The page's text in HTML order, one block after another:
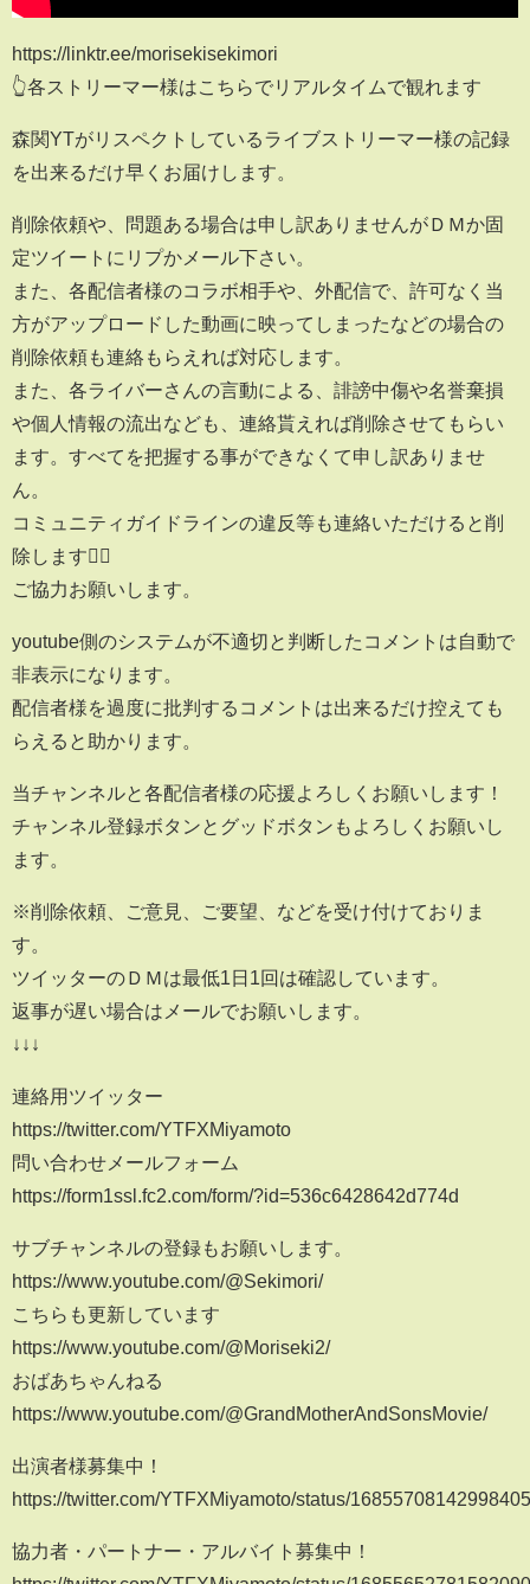
https://linktr.ee/morisekisekimori
👆各ストリーマー様はこちらでリアルタイムで観れます
森関YTがリスペクトしているライブストリーマー様の記録
を出来るだけ早くお届けします。
削除依頼や、問題ある場合は申し訳ありませんがＤＭか固
定ツイートにリプかメール下さい。
また、各配信者様のコラボ相手や、外配信で、許可なく当
方がアップロードした動画に映ってしまったなどの場合の
削除依頼も連絡もらえれば対応します。
また、各ライバーさんの言動による、誹謗中傷や名誉棄損
や個人情報の流出なども、連絡貰えれば削除させてもらい
ます。すべてを把握する事ができなくて申し訳ありませ
ん。
コミュニティガイドラインの違反等も連絡いただけると削
除します🙇‍♂️
ご協力お願いします。
youtube側のシステムが不適切と判断したコメントは自動で
非表示になります。
配信者様を過度に批判するコメントは出来るだけ控えても
らえると助かります。
当チャンネルと各配信者様の応援よろしくお願いします！
チャンネル登録ボタンとグッドボタンもよろしくお願いし
ます。
※削除依頼、ご意見、ご要望、などを受け付けておりま
す。
ツイッターのＤＭは最低1日1回は確認しています。
返事が遅い場合はメールでお願いします。
↓↓↓
連絡用ツイッター
https://twitter.com/YTFXMiyamoto
問い合わせメールフォーム
https://form1ssl.fc2.com/form/?id=536c6428642d774d
サブチャンネルの登録もお願いします。
https://www.youtube.com/@Sekimori/
こちらも更新しています
https://www.youtube.com/@Moriseki2/
おばあちゃんねる
https://www.youtube.com/@GrandMotherAndSonsMovie/
出演者様募集中！
https://twitter.com/YTFXMiyamoto/status/
協力者・パートナー・アルバイト募集中！